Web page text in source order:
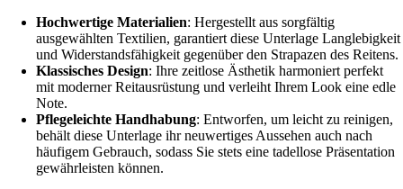
Hochwertige Materialien: Hergestellt aus sorgfältig
ausgewählten Textilien, garantiert diese Unterlage Langlebigkeit
und Widerstandsfähigkeit gegenüber den Strapazen des Reitens.
Klassisches Design: Ihre zeitlose Ästhetik harmoniert perfekt
mit moderner Reitausrüstung und verleiht Ihrem Look eine edle
Note.
Pflegeleichte Handhabung: Entworfen, um leicht zu reinigen,
behält diese Unterlage ihr neuwertiges Aussehen auch nach
häufigem Gebrauch, sodass Sie stets eine tadellose Präsentation
gewährleisten können.